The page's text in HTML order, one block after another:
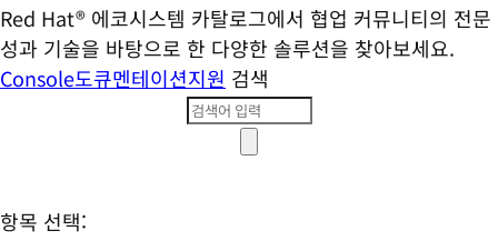
Red Hat® 에코시스템 카탈로그에서 협업 커뮤니티의 전문
성과 기술을 바탕으로 한 다양한 솔루션을 찾아보세요.
Console도큐멘테이션지원 검색
항목 선택: